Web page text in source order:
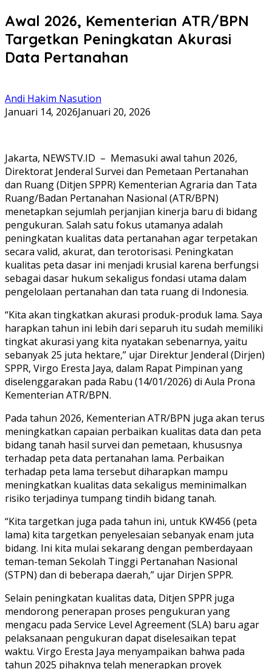
Awal 2026, Kementerian ATR/BPN
Targetkan Peningkatan Akurasi
Data Pertanahan
Andi Hakim Nasution
Januari 14, 2026Januari 20, 2026
Jakarta, NEWSTV.ID – Memasuki awal tahun 2026,
Direktorat Jenderal Survei dan Pemetaan Pertanahan
dan Ruang (Ditjen SPPR) Kementerian Agraria dan Tata
Ruang/Badan Pertanahan Nasional (ATR/BPN)
menetapkan sejumlah perjanjian kinerja baru di bidang
pengukuran. Salah satu fokus utamanya adalah
peningkatan kualitas data pertanahan agar terpetakan
secara valid, akurat, dan terotorisasi. Peningkatan
kualitas peta dasar ini menjadi krusial karena berfungsi
sebagai dasar hukum sekaligus fondasi utama dalam
pengelolaan pertanahan dan tata ruang di Indonesia.
“Kita akan tingkatkan akurasi produk-produk lama. Saya
harapkan tahun ini lebih dari separuh itu sudah memiliki
tingkat akurasi yang kita nyatakan sebenarnya, yaitu
sebanyak 25 juta hektare,” ujar Direktur Jenderal (Dirjen)
SPPR, Virgo Eresta Jaya, dalam Rapat Pimpinan yang
diselenggarakan pada Rabu (14/01/2026) di Aula Prona
Kementerian ATR/BPN.
Pada tahun 2026, Kementerian ATR/BPN juga akan terus
meningkatkan capaian perbaikan kualitas data dan peta
bidang tanah hasil survei dan pemetaan, khususnya
terhadap peta data pertanahan lama. Perbaikan
terhadap peta lama tersebut diharapkan mampu
meningkatkan kualitas data sekaligus meminimalkan
risiko terjadinya tumpang tindih bidang tanah.
“Kita targetkan juga pada tahun ini, untuk KW456 (peta
lama) kita targetkan penyelesaian sebanyak enam juta
bidang. Ini kita mulai sekarang dengan pemberdayaan
teman-teman Sekolah Tinggi Pertanahan Nasional
(STPN) dan di beberapa daerah,” ujar Dirjen SPPR.
Selain peningkatan kualitas data, Ditjen SPPR juga
mendorong penerapan proses pengukuran yang
mengacu pada Service Level Agreement (SLA) baru agar
pelaksanaan pengukuran dapat diselesaikan tepat
waktu. Virgo Eresta Jaya menyampaikan bahwa pada
tahun 2025 pihaknya telah menerapkan proyek